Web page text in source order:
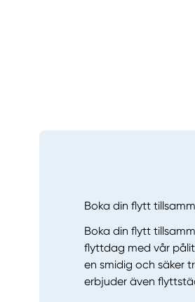
Boka din flytt
Boka din flytt
flyttdag med vår
en smidig och säker
erbjuder även